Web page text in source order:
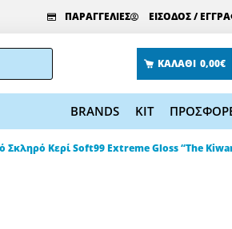
ΠΑΡΑΓΓΕΛΙΕΣ ΕΙΣΟΔΟΣ /
ΚΑΛΑΘΙ 0,00€
BRANDS KIT
Σκληρό Κερί Soft99 Extreme Gloss “The